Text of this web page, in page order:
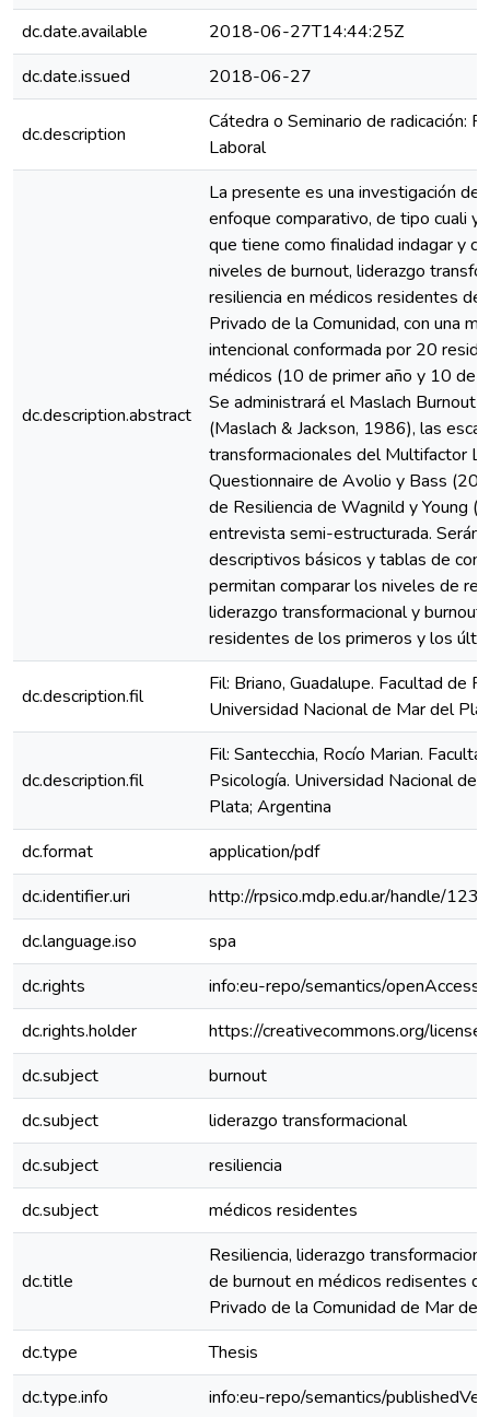
dc.date.available
2018-06-27T14:44:25Z
dc.date.issued
2018-06-27
dc.description
Cátedra o Seminario de radicación:
Laboral
dc.description.abstract
La presente es una investigación
enfoque comparativo, de tipo cuali y
que tiene como finalidad indagar y
niveles de burnout, liderazgo
resiliencia en médicos residentes
Privado de la Comunidad, con una
intencional conformada por 20
médicos (10 de primer año y 10 de
Se administrará el Maslach Burnout
(Maslach & Jackson, 1986), las
transformacionales del Multifactor
Questionnaire de Avolio y Bass
de Resiliencia de Wagnild y Young
entrevista semi-estructurada. Serán
descriptivos básicos y tablas de
permitan comparar los niveles de
liderazgo transformacional y burnout
residentes de los primeros y los
dc.description.fil
Fil: Briano, Guadalupe. Facultad de
Universidad Nacional de Mar del
dc.description.fil
Fil: Santecchia, Rocío Marian.
Psicología. Universidad Nacional de
Plata; Argentina
dc.format
application/pdf
dc.identifier.uri
http://rpsico.mdp.edu.ar/handle/
dc.language.iso
spa
dc.rights
info:eu-repo/semantics/openAccess
dc.rights.holder
https://creativecommons.org/
dc.subject
burnout
dc.subject
liderazgo transformacional
dc.subject
resiliencia
dc.subject
médicos residentes
dc.title
Resiliencia, liderazgo
de burnout en médicos redisentes
Privado de la Comunidad de Mar del
dc.type
Thesis
dc.type.info
info:eu-repo/semantics/